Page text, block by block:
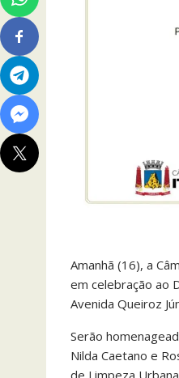
Amanhã (16), a
em celebração ao
Avenida Queiroz
Serão
Nilda Caetano e
de Limpeza